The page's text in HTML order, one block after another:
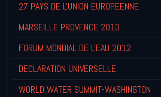
27 PAYS DE L'UNION EUROPEENNE
MARSEILLE PROVENCE 2013
FORUM MONDIAL DE L'EAU 2012
DECLARATION UNIVERSELLE
WORLD WATER SUMMIT-WASHINGTON